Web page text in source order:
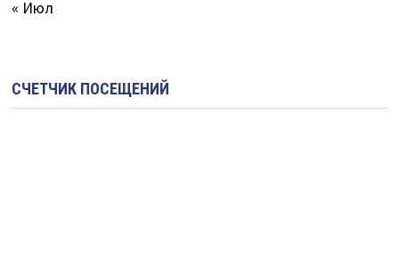
« Июл
СЧЕТЧИК ПОСЕЩЕНИЙ